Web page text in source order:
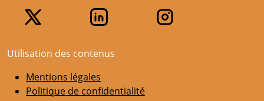
Utilisation des contenus
Mentions légales
Politique de confidentialité